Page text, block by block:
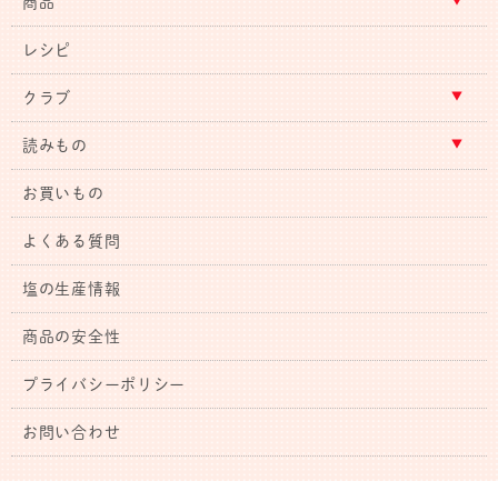
レシピ
クラブ
読みもの
お買いもの
よくある質問
塩の生産情報
商品の安全性
プライバシーポリシー
お問い合わせ